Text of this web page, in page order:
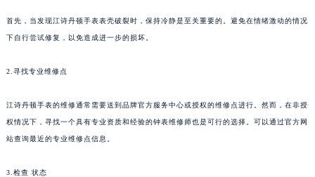
首先，当发现江诗丹顿手表表壳破裂时，保持冷静是至关重要的。避免在情绪激动的情况
下自行尝试修复，以免造成进一步的损坏。
2.寻找专业维修点
江诗丹顿手表的维修通常需要送到品牌官方服务中心或授权的维修点进行。然而，在非授
权情况下，寻找一个具有专业资质和经验的钟表维修师也是可行的选择。可以通过官方网
站查询最近的专业维修点信息。
3.检查 状态